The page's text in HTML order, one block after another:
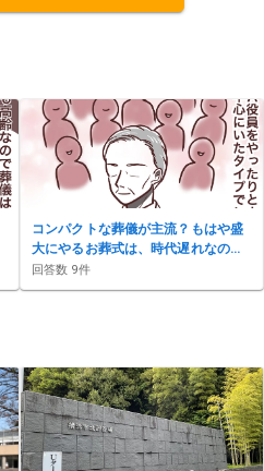
コンパクトな葬儀が主流？もはや盛
大にやるお葬式は、時代遅れなの
か？
回答数 9件